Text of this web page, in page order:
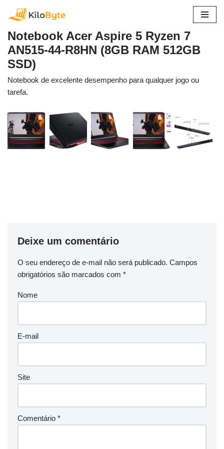
para
o
conteúdo
Notebook Acer Aspire 5 Ryzen 7
AN515-44-R8HN (8GB RAM 512GB
SSD)
Notebook de excelente desempenho para qualquer jogo ou
tarefa.
Deixe um comentário
O seu endereço de e-mail não será publicado. Campos
obrigatórios são marcados com *
Nome
E-mail
Site
Comentário *